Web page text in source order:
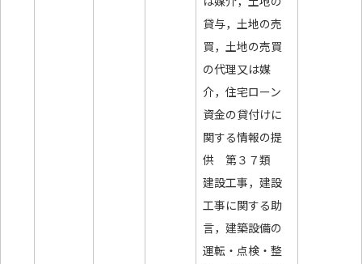
貸与，土地の売
買，土地の売買
の代理又は媒
介，住宅ローン
資金の貸付けに
関する情報の提
供 第３７類
建設工事，建設
工事に関する助
言，建築設備の
運転・点検・整